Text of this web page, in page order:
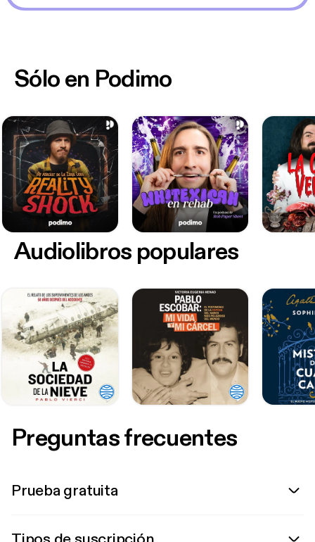
Sólo en Podimo
Audiolibros populares
Preguntas frecuentes
Prueba gratuita